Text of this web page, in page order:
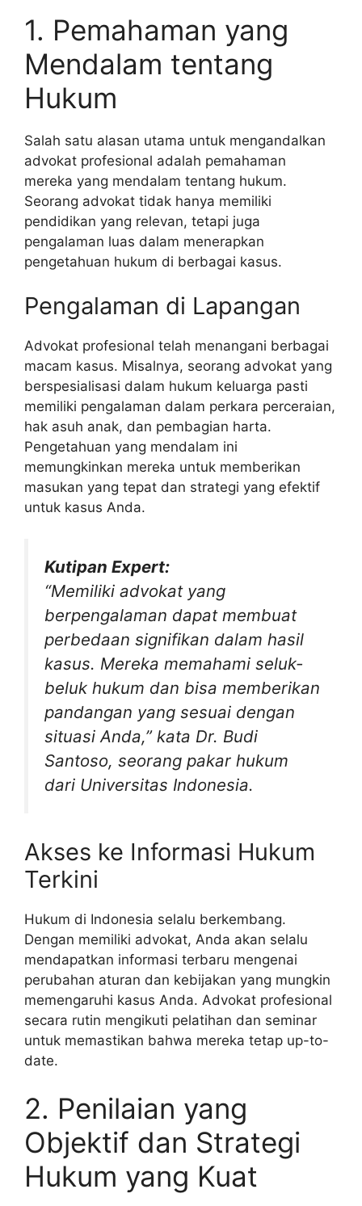
1. Pemahaman yang
Mendalam tentang
Hukum
Salah satu alasan utama untuk mengandalkan
advokat profesional adalah pemahaman
mereka yang mendalam tentang hukum.
Seorang advokat tidak hanya memiliki
pendidikan yang relevan, tetapi juga
pengalaman luas dalam menerapkan
pengetahuan hukum di berbagai kasus.
Pengalaman di Lapangan
Advokat profesional telah menangani berbagai
macam kasus. Misalnya, seorang advokat yang
berspesialisasi dalam hukum keluarga pasti
memiliki pengalaman dalam perkara perceraian,
hak asuh anak, dan pembagian harta.
Pengetahuan yang mendalam ini
memungkinkan mereka untuk memberikan
masukan yang tepat dan strategi yang efektif
untuk kasus Anda.
Kutipan Expert:
“Memiliki advokat yang
berpengalaman dapat membuat
perbedaan signifikan dalam hasil
kasus. Mereka memahami seluk-
beluk hukum dan bisa memberikan
pandangan yang sesuai dengan
situasi Anda,” kata Dr. Budi
Santoso, seorang pakar hukum
dari Universitas Indonesia.
Akses ke Informasi Hukum
Terkini
Hukum di Indonesia selalu berkembang.
Dengan memiliki advokat, Anda akan selalu
mendapatkan informasi terbaru mengenai
perubahan aturan dan kebijakan yang mungkin
memengaruhi kasus Anda. Advokat profesional
secara rutin mengikuti pelatihan dan seminar
untuk memastikan bahwa mereka tetap up-to-
date.
2. Penilaian yang
Objektif dan Strategi
Hukum yang Kuat